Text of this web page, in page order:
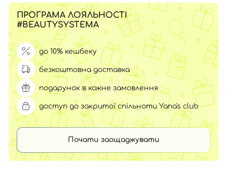
ПРОГРАМА ЛОЯЛЬНОСТІ
#BEAUTYSYSTEMA
до 10% кешбеку
безкоштовна доставка
подарунок в кожне замовлення
доступ до закритої спільноти Yana's club
Почати заощаджувати